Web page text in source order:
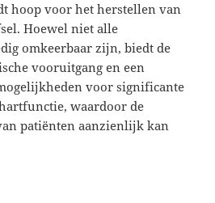
hoop voor het herstellen van
Hoewel niet alle
omkeerbaar zijn, biedt de
vooruitgang en een
voor significante
waardoor de
patiënten aanzienlijk kan